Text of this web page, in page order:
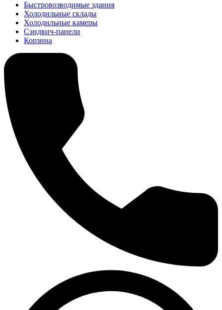
Быстровозводимые здания
Холодильные склады
Холодильные камеры
Сэндвич-панели
Корзина